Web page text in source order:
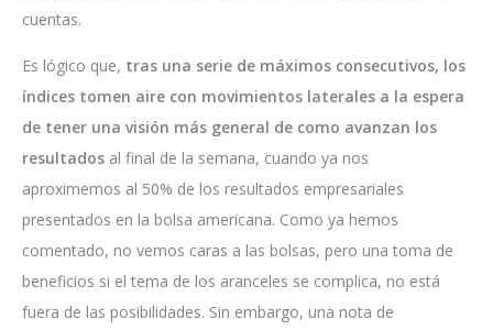
cuentas.
Es lógico que, tras una serie de máximos consecutivos, los
índices tomen aire con movimientos laterales a la espera
de tener una visión más general de como avanzan los
resultados al final de la semana, cuando ya nos
aproximemos al 50% de los resultados empresariales
presentados en la bolsa americana. Como ya hemos
comentado, no vemos caras a las bolsas, pero una toma de
beneficios si el tema de los aranceles se complica, no está
fuera de las posibilidades. Sin embargo, una nota de